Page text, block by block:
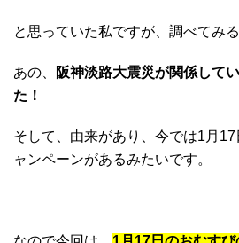
と思っていた私ですが、調べてみる
あの、
阪神淡路大震災が関係して
た！
そして、由来があり、今では1月
ャンペーンがあるみたいです。